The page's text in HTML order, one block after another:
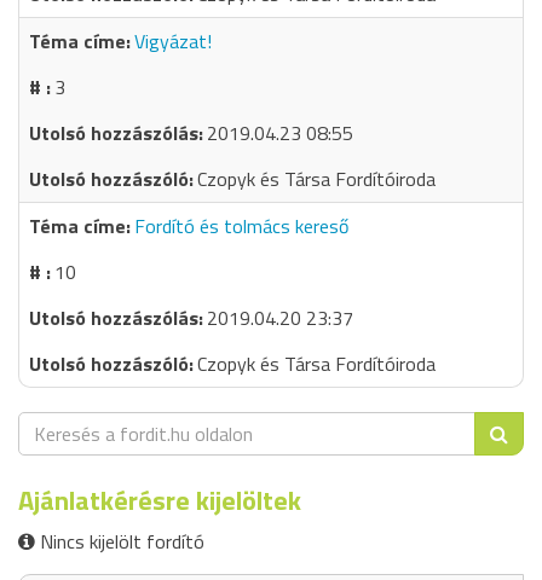
Vigyázat!
3
2019.04.23 08:55
Czopyk és Társa Fordítóiroda
Fordító és tolmács kereső
10
2019.04.20 23:37
Czopyk és Társa Fordítóiroda
Ajánlatkérésre kijelöltek
Nincs kijelölt fordító